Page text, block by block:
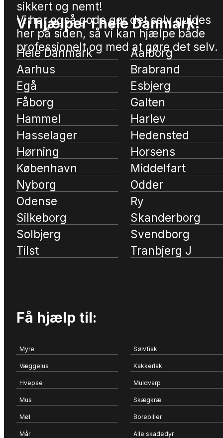
sikkert og nemt!
Vi har også gode gør det selv guides
her på siden, så vi kan hjælpe både
professionelt og med at gøre det selv.
Vi hjælper i hele Danmark!
Hele Danmark
Aalborg
Aarhus
Brabrand
Egå
Esbjerg
Fåborg
Galten
Hammel
Harlev
Hasselager
Hedensted
Hørning
Horsens
København
Middelfart
Nyborg
Odder
Odense
Ry
Silkeborg
Skanderborg
Solbjerg
Svendborg
Tilst
Tranbjerg J
Få hjælp til:
Myre Sølvfisk
Væggelus Kakkerlak
Hvepse Muldvarp
Mus Skægkræ
Møl Borebiller
Mår Alle skadedyr